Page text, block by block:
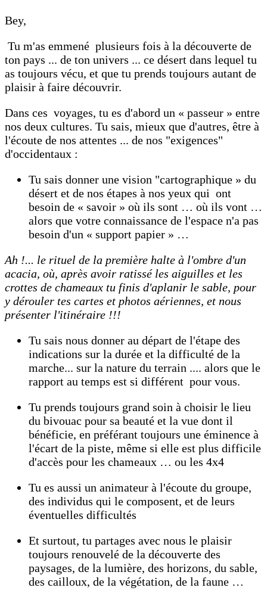
Bey,
Tu m'as emmené plusieurs fois à la découverte de
ton pays ... de ton univers ... ce désert dans lequel tu
as toujours vécu, et que tu prends toujours autant de
plaisir à faire découvrir.
Dans ces voyages, tu es d'abord un « passeur » entre
nos deux cultures. Tu sais, mieux que d'autres, être à
l'écoute de nos attentes ... de nos "exigences"
d'occidentaux :
Tu sais donner une vision "cartographique » du
désert et de nos étapes à nos yeux qui ont
besoin de « savoir » où ils sont … où ils vont …
alors que votre connaissance de l'espace n'a pas
besoin d'un « support papier » …
Ah !... le rituel de la première halte à l'ombre d'un
acacia, où, après avoir ratissé les aiguilles et les
crottes de chameaux tu finis d'aplanir le sable, pour
y dérouler tes cartes et photos aériennes, et nous
présenter l'itinéraire !!!
Tu sais nous donner au départ de l'étape des
indications sur la durée et la difficulté de la
marche... sur la nature du terrain .... alors que le
rapport au temps est si différent pour vous.
Tu prends toujours grand soin à choisir le lieu
du bivouac pour sa beauté et la vue dont il
bénéficie, en préférant toujours une éminence à
l'écart de la piste, même si elle est plus difficile
d'accès pour les chameaux … ou les 4x4
Tu es aussi un animateur à l'écoute du groupe,
des individus qui le composent, et de leurs
éventuelles difficultés
Et surtout, tu partages avec nous le plaisir
toujours renouvelé de la découverte des
paysages, de la lumière, des horizons, du sable,
des cailloux, de la végétation, de la faune …